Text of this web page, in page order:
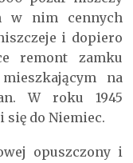
w nim cennych
i dopiero
remont zamku
na
W roku 1945
się do Niemiec.
opuszczony i